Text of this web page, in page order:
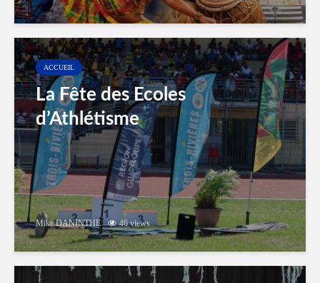
ACCUEIL
La Fête des Ecoles
d’Athlétisme
Mike DANINTHE 46 views